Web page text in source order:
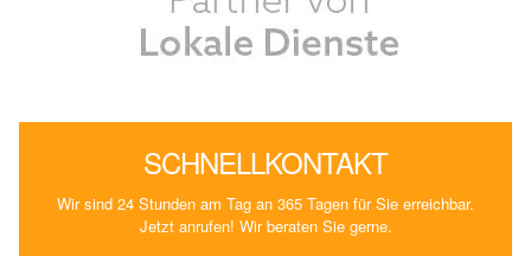
SCHNELLKONTAKT
Wir sind 24 Stunden am Tag an 365 Tagen für Sie erreichbar.
Jetzt anrufen! Wir beraten Sie gerne.